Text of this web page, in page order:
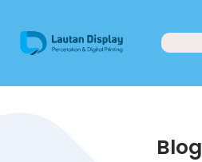
Blog